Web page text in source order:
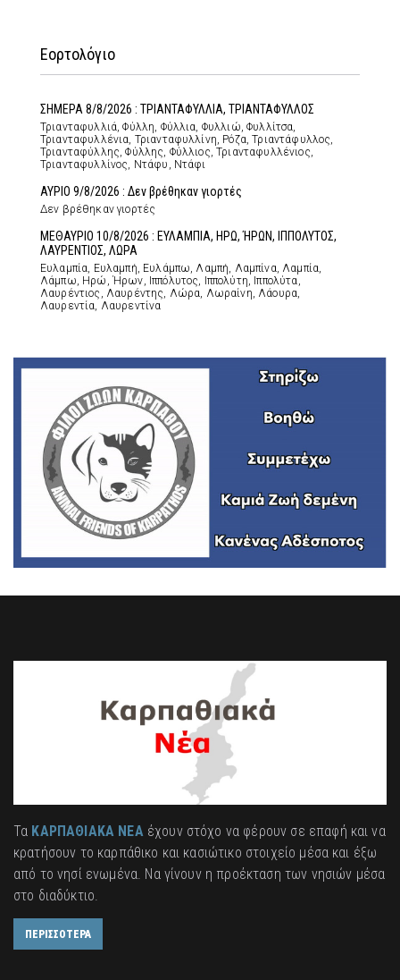
Εορτολόγιο
ΣΗΜΕΡΑ 8/8/2026 : ΤΡΙΑΝΤΑΦΥΛΛΙΑ, ΤΡΙΑΝΤΑΦΥΛΛΟΣ
Τριανταφυλλιά, Φύλλη, Φύλλια, Φυλλιώ, Φυλλίτσα,
Τριανταφυλλένια, Τριανταφυλλίνη, Ρόζα, Τριαντάφυλλος,
Τριανταφύλλης, Φύλλης, Φύλλιος, Τριανταφυλλένιος,
Τριανταφυλλίνος, Ντάφυ, Ντάφι
ΑΥΡΙΟ 9/8/2026 : Δεν βρέθηκαν γιορτές
Δεν βρέθηκαν γιορτές
ΜΕΘΑΥΡΙΟ 10/8/2026 : ΕΥΛΑΜΠΙΑ, ΗΡΩ, ΉΡΩΝ, ΙΠΠΟΛΥΤΟΣ,
ΛΑΥΡΕΝΤΙΟΣ, ΛΩΡΑ
Ευλαμπία, Ευλαμπή, Ευλάμπω, Λαμπή, Λαμπίνα, Λαμπία,
Λάμπω, Ηρώ, Ήρων, Ιππόλυτος, Ιππολύτη, Ιππολύτα,
Λαυρέντιος, Λαυρέντης, Λώρα, Λωραίνη, Λάουρα,
Λαυρεντία, Λαυρεντίνα
Τα ΚΑΡΠΑΘΙΑΚΑ ΝΕΑέχουν στόχο να φέρουν σε επαφή και να
κρατήσουν το καρπάθικο και κασιώτικο στοιχείο μέσα και έξω
από το νησί ενωμένα. Να γίνουν η προέκταση των νησιών μέσα
στο διαδύκτιο.
ΠΕΡΙΣΣΟΤΕΡΑ